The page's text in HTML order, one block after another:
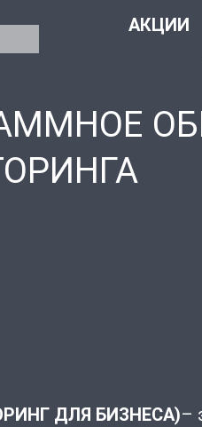
АКЦИИ
ДЛЯ БИЗНЕСА)–